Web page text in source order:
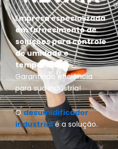
Empresa especializada
em fornecimento de
soluções para controle
de umidade e
temperatura.
Garantindo eficiência
para sua indústria!
Odesumidificador
industrialé a solução.